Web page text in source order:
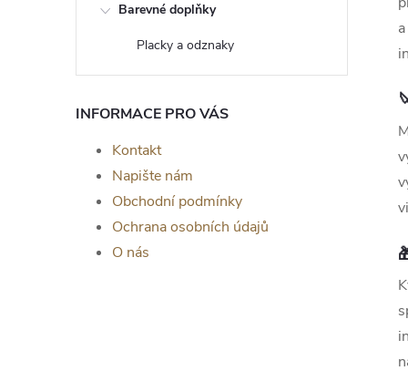
Barevné doplňky
Placky a odznaky
INFORMACE PRO VÁS
Kontakt
Napište nám
Obchodní podmínky
Ochrana osobních údajů
O nás